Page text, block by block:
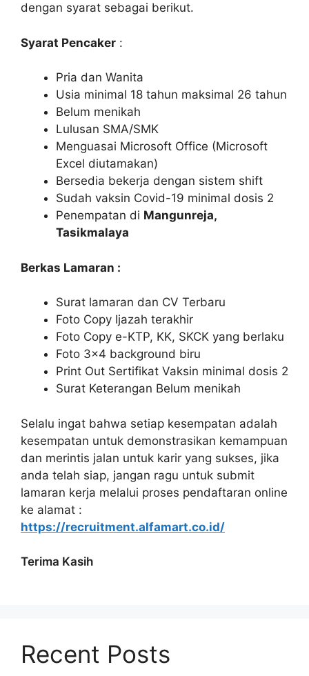
dengan syarat sebagai berikut.
Syarat Pencaker :
Pria dan Wanita
Usia minimal 18 tahun maksimal 26 tahun
Belum menikah
Lulusan SMA/SMK
Menguasai Microsoft Office (Microsoft
Excel diutamakan)
Bersedia bekerja dengan sistem shift
Sudah vaksin Covid-19 minimal dosis 2
Penempatan di Mangunreja,
Tasikmalaya
Berkas Lamaran :
Surat lamaran dan CV Terbaru
Foto Copy Ijazah terakhir
Foto Copy e-KTP, KK, SKCK yang berlaku
Foto 3×4 background biru
Print Out Sertifikat Vaksin minimal dosis 2
Surat Keterangan Belum menikah
Selalu ingat bahwa setiap kesempatan adalah
kesempatan untuk demonstrasikan kemampuan
dan merintis jalan untuk karir yang sukses, jika
anda telah siap, jangan ragu untuk submit
lamaran kerja melalui proses pendaftaran online
ke alamat :
https://recruitment.alfamart.co.id/
Terima Kasih
Recent Posts